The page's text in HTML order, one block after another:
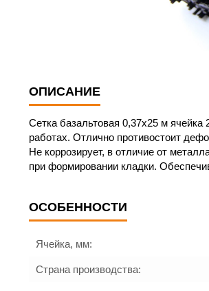
ОПИСАНИЕ
Сетка базальтовая 0,37х25 м
работах. Отлично противостоит
Не коррозирует, в отличие от
при формировании кладки.
ОСОБЕННОСТИ
Ячейка, мм:
Страна производства: